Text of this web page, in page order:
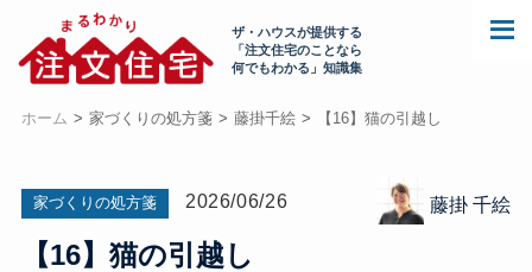
ザ・ハウスが提供する
「注文住宅のことなら
何でもわかる」知識集
ホーム 家づくりの処方箋 藤掛千絵 【16】猫の引越し
家づくりの処方箋 2026/06/26 藤掛 千絵
【16】猫の引越し